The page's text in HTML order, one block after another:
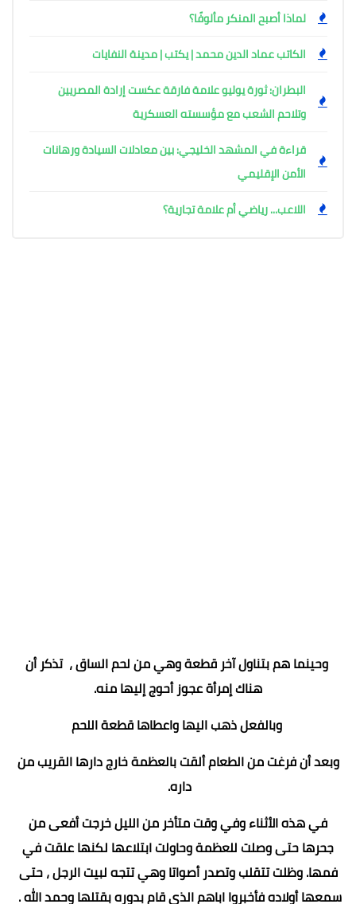
لماذا أصبح المنكر مألوفًا؟
الكاتب عماد الدين محمد | يكتب | مدينة النفايات
البطران: ثورة يوليو علامة فارقة عكست إرادة المصريين
وتلاحم الشعب مع مؤسسته العسكرية
قراءة في المشهد الخليجي: بين معادلات السيادة ورهانات
الأمن الإقليمي
اللاعب... رياضي أم علامة تجارية؟
وحينما هم بتناول آخر قطعة وهي من لحم الساق ، تذكر أن
هناك إمرأة عجوز أحوج إليها منه.
وبالفعل ذهب اليها واعطاها قطعة اللحم
وبعد أن فرغت من الطعام ألقت بالعظمة خارج دارها القريب من
داره.
في هذه الأثناء وفي وقت متأخر من الليل خرجت أفعى من
جحرها حتى وصلت للعظمة وحاولت ابتلاعها لكنها علقت في
فمها. وظلت تتقلب وتصدر أصواتا وهي تتجه لبيت الرجل ، حتى
سمعها أولاده فأخبروا اباهم الذي قام بدوره بقتلها وحمد الله .